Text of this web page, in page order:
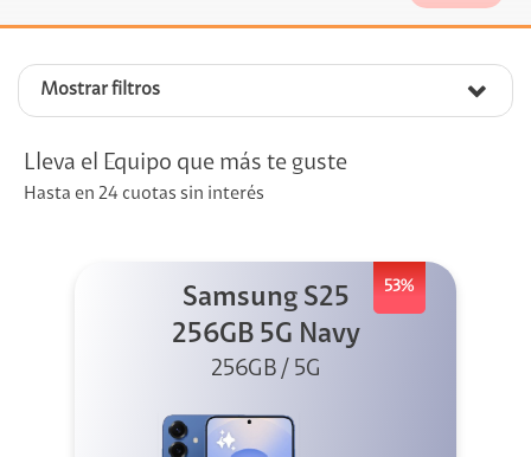
Mostrar filtros
Lleva el Equipo que más te guste
Hasta en 24 cuotas sin interés
53%
Samsung S25
256GB 5G Navy
256GB / 5G